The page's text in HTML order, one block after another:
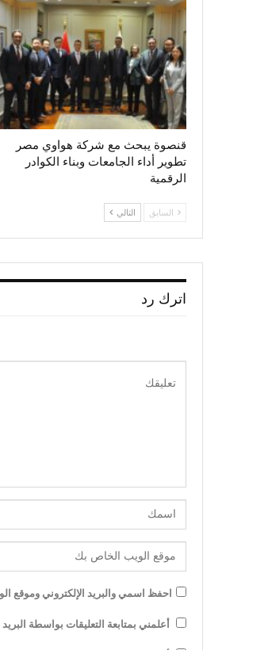
قنصوة يبحث مع شركة هواوي مصر
تطوير أداء الجامعات وبناء الكوادر
الرقمية
السابق التالي
اترك رد
احفظ اسمي والبريد الإلكتروني وموقع
أعلمني بمتابعة التعليقات بواسطة البريد